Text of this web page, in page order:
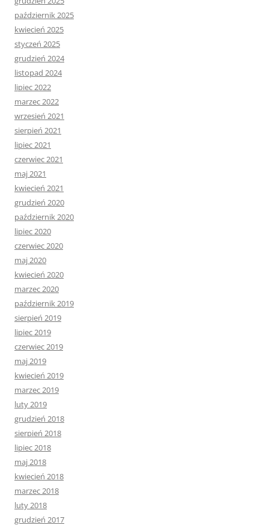
październik 2025
kwiecień 2025
styczeń 2025
grudzień 2024
listopad 2024
lipiec 2022
marzec 2022
wrzesień 2021
sierpień 2021
lipiec 2021
czerwiec 2021
maj 2021
kwiecień 2021
grudzień 2020
październik 2020
lipiec 2020
czerwiec 2020
maj 2020
kwiecień 2020
marzec 2020
październik 2019
sierpień 2019
lipiec 2019
czerwiec 2019
maj 2019
kwiecień 2019
marzec 2019
luty 2019
grudzień 2018
sierpień 2018
lipiec 2018
maj 2018
kwiecień 2018
marzec 2018
luty 2018
grudzień 2017